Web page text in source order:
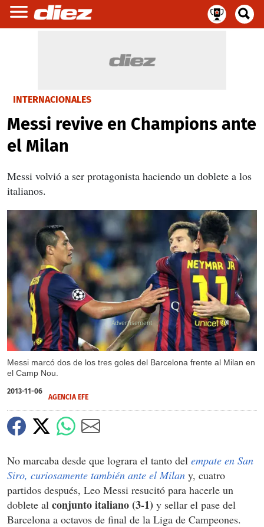
INTERNACIONALES
Messi revive en Champions ante
el Milan
Messi volvió a ser protagonista haciendo un doblete a los
italianos.
Messi marcó dos de los tres goles del Barcelona frente al Milan en
el Camp Nou.
X
2013-11-06
AGENCIA EFE
No marcaba desde que lograra el tanto del empate en San
Siro, curiosamente también ante el Milan y, cuatro
partidos después, Leo Messi resucitó para hacerle un
doblete al conjunto italiano (3-1) y sellar el pase del
Barcelona a octavos de final de la Liga de Campeones.